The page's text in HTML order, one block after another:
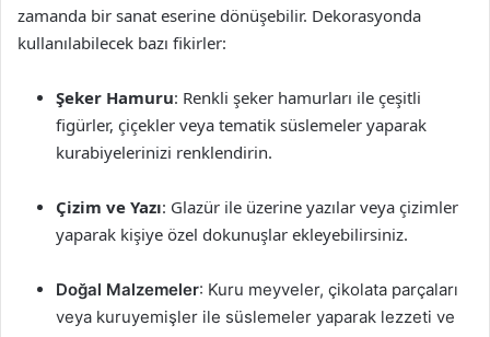
zamanda bir sanat eserine dönüşebilir. Dekorasyonda
kullanılabilecek bazı fikirler:
Şeker Hamuru: Renkli şeker hamurları ile çeşitli
figürler, çiçekler veya tematik süslemeler yaparak
kurabiyelerinizi renklendirin.
Çizim ve Yazı: Glazür ile üzerine yazılar veya çizimler
yaparak kişiye özel dokunuşlar ekleyebilirsiniz.
Doğal Malzemeler: Kuru meyveler, çikolata parçaları
veya kuruyemişler ile süslemeler yaparak lezzeti ve